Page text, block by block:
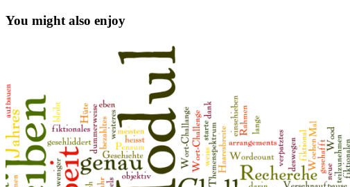
You might also enjoy